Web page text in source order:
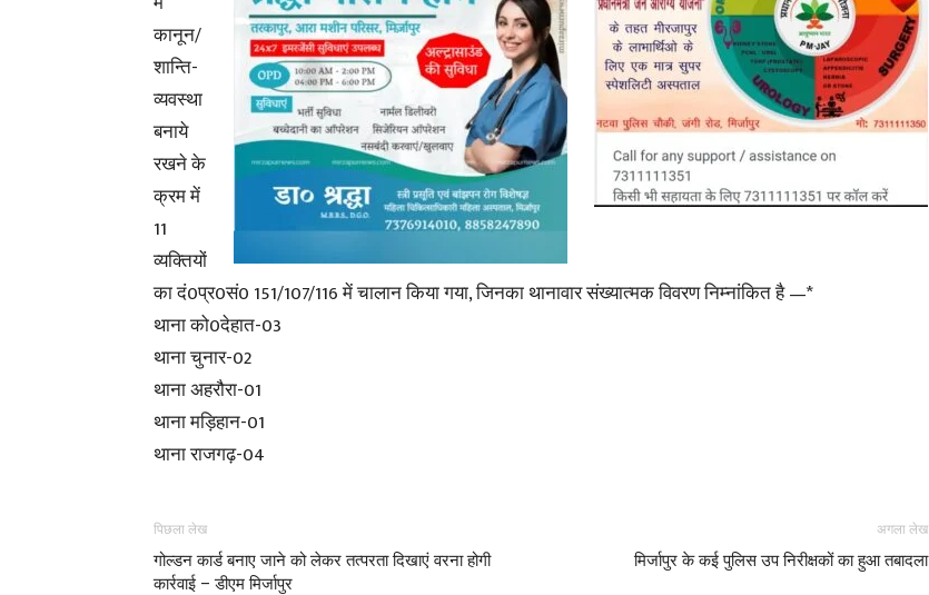
Hindi,
कानून/
शान्ति-
व्यवस्था
बनाये
रखने के
क्रम में
11
व्यक्तियों
का दं0प्र0सं0 151/107/116 में चालान किया गया, जिनका थानावार संख्यात्मक विवरण निम्नांकित है —*
थाना को0देहात-03
थाना चुनार-02
थाना अहरौरा-01
थाना मड़िहान-01
थाना राजगढ़-04
पिछला लेख
गोल्डन कार्ड बनाए जाने को लेकर तत्परता दिखाएं वरना होगी
कार्रवाई – डीएम मिर्जापुर
अगला लेख
मिर्जापुर के कई पुलिस उप निरीक्षकों का हुआ तबादला